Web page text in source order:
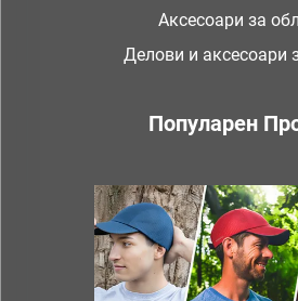
Аксесоари за
Делови и аксесоари
Популарен